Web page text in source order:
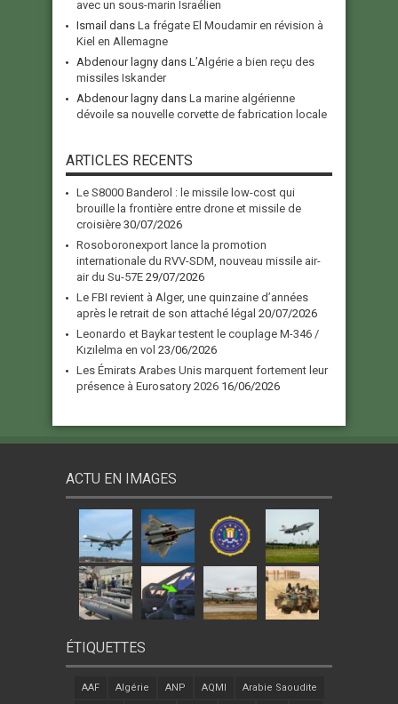
avec un sous-marin Israélien
Ismail dans La frégate El Moudamir en révision à
Kiel en Allemagne
Abdenour lagny dans L’Algérie a bien reçu des
missiles Iskander
Abdenour lagny dans La marine algérienne
dévoile sa nouvelle corvette de fabrication locale
ARTICLES RECENTS
Le S8000 Banderol : le missile low-cost qui
brouille la frontière entre drone et missile de
croisière 30/07/2026
Rosoboronexport lance la promotion
internationale du RVV-SDM, nouveau missile air-
air du Su-57E 29/07/2026
Le FBI revient à Alger, une quinzaine d’années
après le retrait de son attaché légal 20/07/2026
Leonardo et Baykar testent le couplage M-346 /
Kızılelma en vol 23/06/2026
Les Émirats Arabes Unis marquent fortement leur
présence à Eurosatory 2026 16/06/2026
ACTU EN IMAGES
ÉTIQUETTES
AAF Algérie ANP AQMI Arabie Saoudite